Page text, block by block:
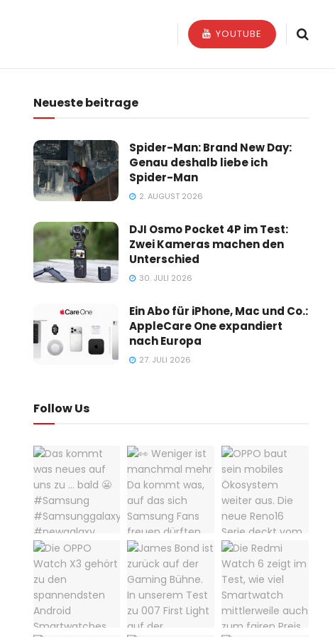
YOUTUBE
Neueste beitrage
Spider-Man: Brand New Day:
Genau deshalb liebe ich
Spider-Man
2. AUGUST 2026
DJI Osmo Pocket 4P im Test:
Zwei Kameras machen den
Unterschied
30. JULI 2026
Ein Abo für iPhone, Mac und Co.:
AppleCare One expandiert
nach Europa
27. JULI 2026
Follow Us